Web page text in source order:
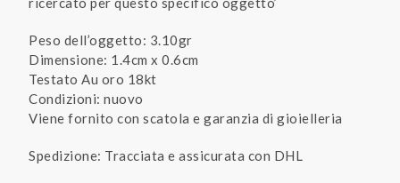
Peso dell’oggetto: 3.10gr
Dimensione: 1.4cm x 0.6cm
Testato Au oro 18kt
Condizioni: nuovo
Viene fornito con scatola e garanzia di gioielleria
Spedizione: Tracciata e assicurata con DHL